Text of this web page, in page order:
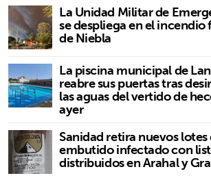
La Unidad Militar de
se despliega en el incendio
de Niebla
La piscina municipal de
reabre sus puertas tras
las aguas del vertido de
ayer
Sanidad retira nuevos lotes
embutido infectado con
distribuidos en Arahal y